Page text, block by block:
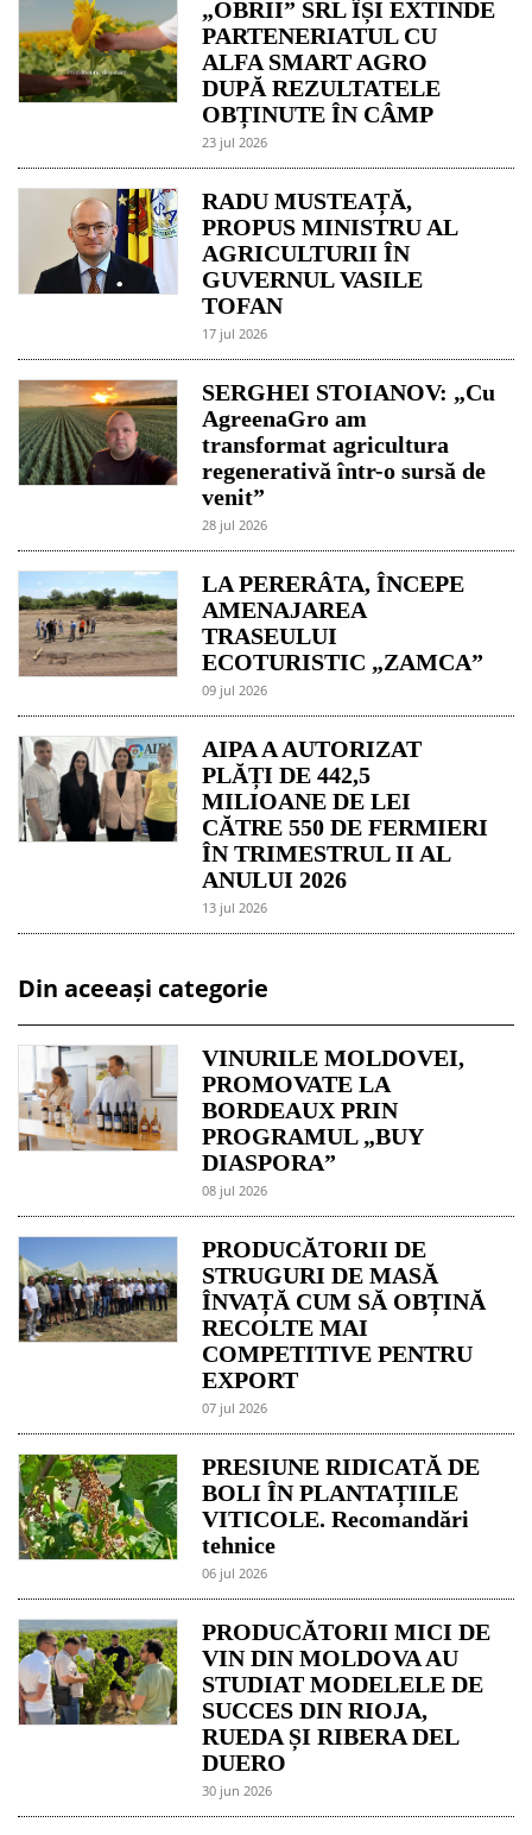
„OBRII” SRL ÎȘI EXTINDE
PARTENERIATUL CU
ALFA SMART AGRO
DUPĂ REZULTATELE
OBȚINUTE ÎN CÂMP
23 jul 2026
RADU MUSTEAȚĂ,
PROPUS MINISTRU AL
AGRICULTURII ÎN
GUVERNUL VASILE
TOFAN
17 jul 2026
SERGHEI STOIANOV: „Cu
AgreenaGro am
transformat agricultura
regenerativă într-o sursă de
venit”
28 jul 2026
LA PERERÂTA, ÎNCEPE
AMENAJAREA
TRASEULUI
ECOTURISTIC „ZAMCA”
09 jul 2026
AIPA A AUTORIZAT
PLĂȚI DE 442,5
MILIOANE DE LEI
CĂTRE 550 DE FERMIERI
ÎN TRIMESTRUL II AL
ANULUI 2026
13 jul 2026
Din aceeași categorie
VINURILE MOLDOVEI,
PROMOVATE LA
BORDEAUX PRIN
PROGRAMUL „BUY
DIASPORA”
08 jul 2026
PRODUCĂTORII DE
STRUGURI DE MASĂ
ÎNVAȚĂ CUM SĂ OBȚINĂ
RECOLTE MAI
COMPETITIVE PENTRU
EXPORT
07 jul 2026
PRESIUNE RIDICATĂ DE
BOLI ÎN PLANTAȚIILE
VITICOLE. Recomandări
tehnice
06 jul 2026
PRODUCĂTORII MICI DE
VIN DIN MOLDOVA AU
STUDIAT MODELELE DE
SUCCES DIN RIOJA,
RUEDA ȘI RIBERA DEL
DUERO
30 jun 2026